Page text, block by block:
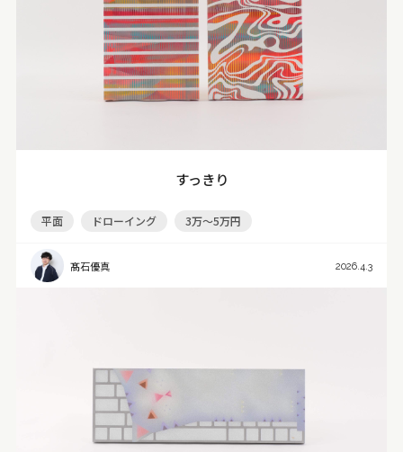
すっきり
平面 ドローイング 3万～5万円
髙石優真 2026.4.3